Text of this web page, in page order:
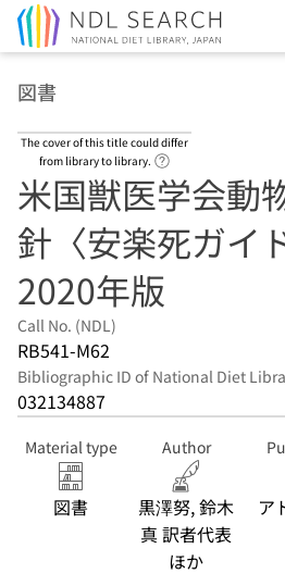
図書
The cover of this title could differ
from library to library.
米国獣医学会動
針〈安楽死ガイ
2020年版
Call No. (NDL)
RB541-M62
Bibliographic ID of National Diet
032134887
Material type
図書
Author
黒澤努, 鈴木
真 訳者代表
ほか
ア